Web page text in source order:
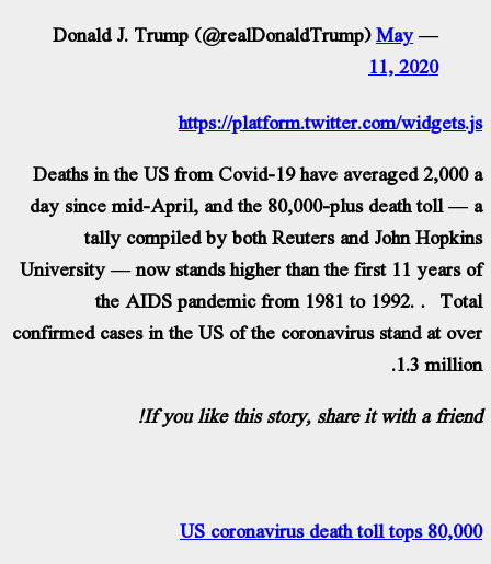
— Donald J. Trump (@realDonaldTrump)
May
11, 2020
https://platform.twitter.com/widgets.js
Deaths in the US from Covid-19 have averaged 2,000 a
day since mid-April, and the 80,000-plus death toll — a
tally compiled by both Reuters and John Hopkins
University — now stands higher than the first 11 years of
the AIDS pandemic from 1981 to 1992. Total
confirmed cases in the US of the coronavirus stand at over
1.3 million.
If you like this story, share it with a friend!
US coronavirus death toll tops 80,000